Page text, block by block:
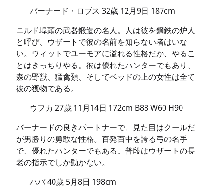
バーナード・ロブス 32歲 12月9日 187cm
ニルド埠頭の武器鍛造の名人。人は彼を鋼鉄の炉人
と呼び、ウザートで彼の名前を知らない者はいな
い。ウィットでユーモアに溢れる性格だが、やるこ
とはきっちりやる。彼は優れたハンターでもあり、
森の野獣、猛禽類、そしてベッドの上の女性は全て
彼の獲物である。
ウフカ 27歲 11月14日 172cm B88 W60 H90
バーナードの良きパートナーで、見た目はクールだ
が男勝りの勇敢な性格。百発百中を誇る弓の名手
で、優れたハンターでもある。普段はウザートの長
老の指示でしか動かない。
ハバ 40歲 5月8日 198cm